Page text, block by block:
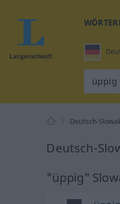
Deutsch-
Deutsch-
"üppig"